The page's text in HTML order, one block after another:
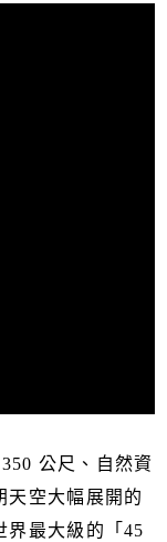
公尺、自然資
天空大幅展開的
最大級的「45